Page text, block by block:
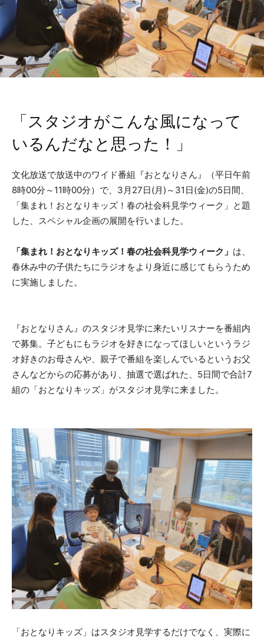
「スタジオがこんな風になって
いるんだなと思った！」
文化放送で放送中のワイド番組『おとなりさん』（平日午前
8時00分～11時00分）で、3月27日(月)～31日(金)の5日間、
「集まれ！おとなりキッズ！春の社会科見学ウィーク」と題
した、スペシャル企画の展開を行いました。
「集まれ！おとなりキッズ！春の社会科見学ウィーク」 は、
春休み中の子供たちにラジオをより身近に感じてもらうため
に実施しました。
『おとなりさん』のスタジオ見学に来たいリスナーを番組内
で募集。子どもにもラジオを好きになってほしいというラジ
オ好きのお母さんや、親子で番組を楽しんでいるというお父
さんなどからの応募があり、抽選で選ばれた、5日間で合計7
組の「おとなりキッズ」がスタジオ見学に来ました。
「おとなりキッズ」はスタジオ見学するだけでなく、実際に